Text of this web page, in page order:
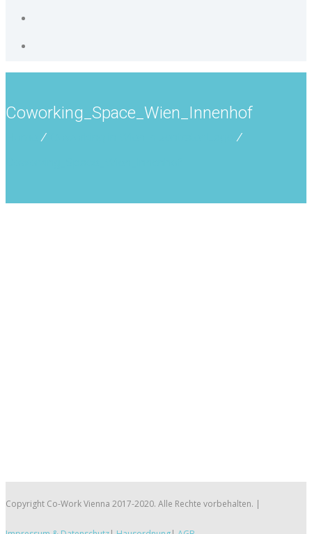
Coworking_Space_Wien_Innenhof
/
/
Copyright Co-Work Vienna 2017-2020. Alle Rechte vorbehalten. |